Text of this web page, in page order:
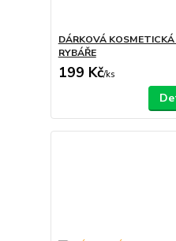
DÁRKOVÁ
RYBÁŘE
199 Kč/ks